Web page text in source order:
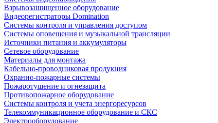
Взрывозащищенное оборудование
Видеорегистраторы Domination
Системы контроля и управления доступом
Системы оповещения и музыкальной трансляции
Источники питания и аккумуляторы
Сетевое оборудование
Материалы для монтажа
Кабельно-проводниковая продукция
Охранно-пожарные системы
Пожаротушение и огнезащита
Противопожарное оборудование
Системы контроля и учета энергоресурсов
Телекоммуникационное оборудование и СКС
Электрооборудование